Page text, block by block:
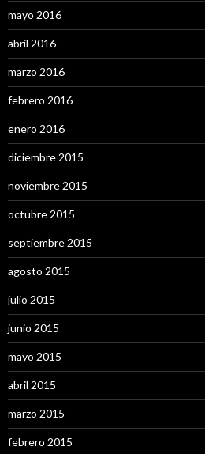
mayo 2016
abril 2016
marzo 2016
febrero 2016
enero 2016
diciembre 2015
noviembre 2015
octubre 2015
septiembre 2015
agosto 2015
julio 2015
junio 2015
mayo 2015
abril 2015
marzo 2015
febrero 2015